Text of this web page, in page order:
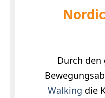
Durch den
Walking die